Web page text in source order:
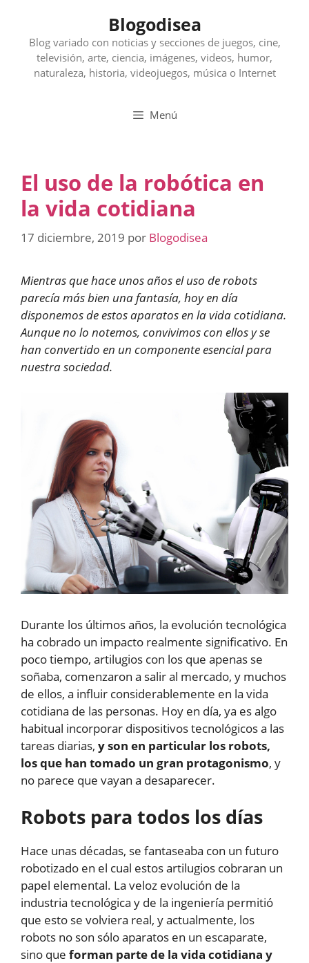
contenido
Blogodisea
Blog variado con noticias y secciones de juegos, cine,
televisión, arte, ciencia, imágenes, videos, humor,
naturaleza, historia, videojuegos, música o Internet
Menú
El uso de la robótica en
la vida cotidiana
17 diciembre, 2019 por Blogodisea
Mientras que hace unos años el uso de robots
parecía más bien una fantasía, hoy en día
disponemos de estos aparatos en la vida cotidiana.
Aunque no lo notemos, convivimos con ellos y se
han convertido en un componente esencial para
nuestra sociedad.
Durante los últimos años, la evolución tecnológica
ha cobrado un impacto realmente significativo. En
poco tiempo, artilugios con los que apenas se
soñaba, comenzaron a salir al mercado, y muchos
de ellos, a influir considerablemente en la vida
cotidiana de las personas. Hoy en día, ya es algo
habitual incorporar dispositivos tecnológicos a las
tareas diarias, y son en particular los robots,
los que han tomado un gran protagonismo, y
no parece que vayan a desaparecer.
Robots para todos los días
Hace unas décadas, se fantaseaba con un futuro
robotizado en el cual estos artilugios cobraran un
papel elemental. La veloz evolución de la
industria tecnológica y de la ingeniería permitió
que esto se volviera real, y actualmente, los
robots no son sólo aparatos en un escaparate,
sino que forman parte de la vida cotidiana y